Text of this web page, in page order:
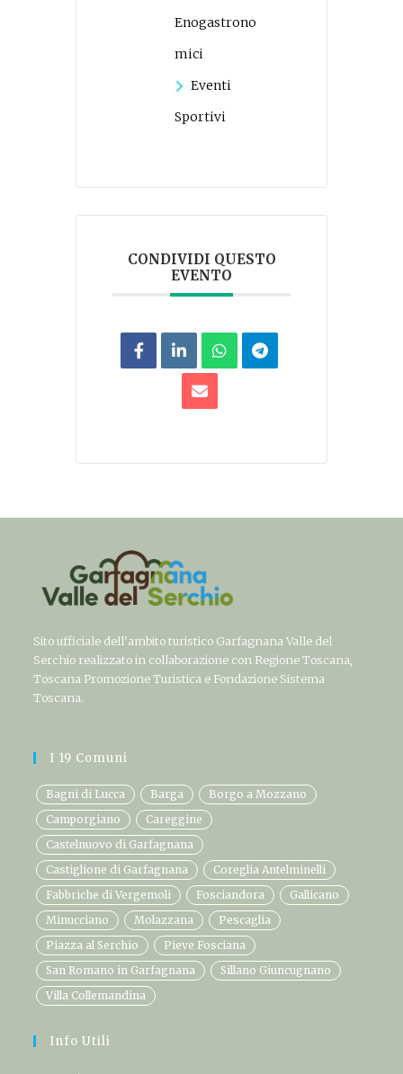
Enogastrono
mici
Eventi
Sportivi
CONDIVIDI QUESTO
EVENTO
Sito ufficiale dell’ambito turistico Garfagnana Valle del
Serchio realizzato in collaborazione con Regione Toscana,
Toscana Promozione Turistica e Fondazione Sistema
Toscana.
I 19 Comuni
Bagni di Lucca Barga
Borgo a Mozzano
Camporgiano
Careggine
Castelnuovo di Garfagnana
Castiglione di Garfagnana
Coreglia Antelminelli
Fabbriche di Vergemoli
Fosciandora
Gallicano
Minucciano
Molazzana
Pescaglia
Piazza al Serchio
Pieve Fosciana
San Romano in Garfagnana
Sillano Giuncugnano
Villa Collemandina
Info Utili